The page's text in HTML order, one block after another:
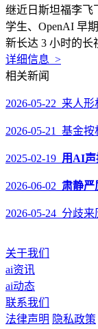
继近日斯坦福李飞
学生、OpenAI 早
新长达 3 小时的长
详细信息 >
相关新闻
2026-05-22 来人
2026-05-21 基金
2025-02-19 用AI声
2026-06-02 肃静严
2026-05-24 分歧
关于我们
ai资讯
ai动态
联系我们
法律声明 隐私政策